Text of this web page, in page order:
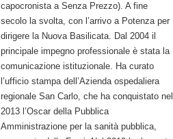
capocronista a Senza Prezzo). A fine
secolo la svolta, con l’arrivo a Potenza per
dirigere la Nuova Basilicata. Dal 2004 il
principale impegno professionale è stata la
comunicazione istituzionale. Ha curato
l’ufficio stampa dell’Azienda ospedaliera
regionale San Carlo, che ha conquistato nel
2013 l’Oscar della Pubblica
Amministrazione per la sanità pubblica,